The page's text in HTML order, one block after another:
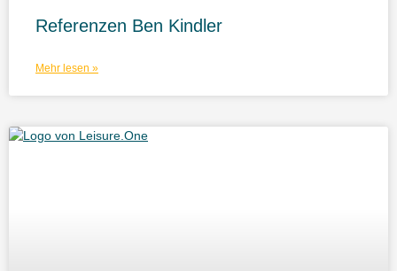
Referenzen Ben Kindler
Mehr lesen »